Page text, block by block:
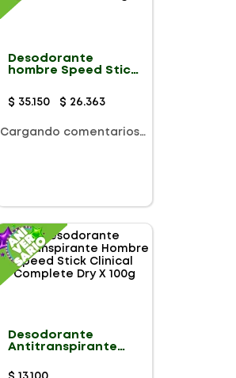
Desodorante
hombre Speed Stick
x 91g
$ 35.150 $ 26.363
Cargando comentarios…
Desodorante
Antitranspirante
Clinical Complete
$ 13.100